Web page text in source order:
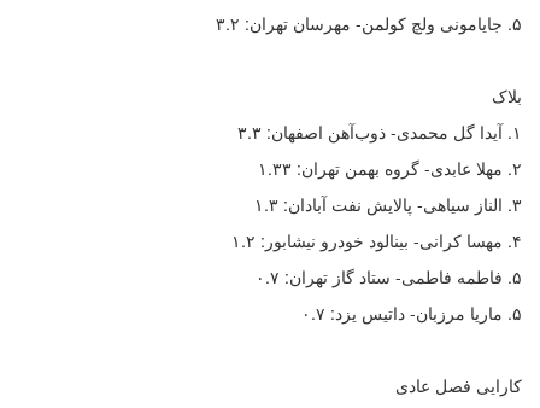
۵. جایامونی ولچ کولمن- مهرسان تهران: ۳.۲
بلاک
۱. آیدا گل محمدی- ذوب‌آهن اصفهان: ۳.۳
۲. مهلا عابدی- گروه بهمن تهران: ۱.۳۳
۳. الناز سیاهی- پالایش نفت آبادان: ۱.۳
۴. مهسا کرانی- بینالود خودرو نیشابور: ۱.۲
۵. فاطمه فاطمی- ستاد گاز تهران: ۰.۷
۵. ماریا مرزبان- داتیس یزد: ۰.۷
کارایی فصل عادی